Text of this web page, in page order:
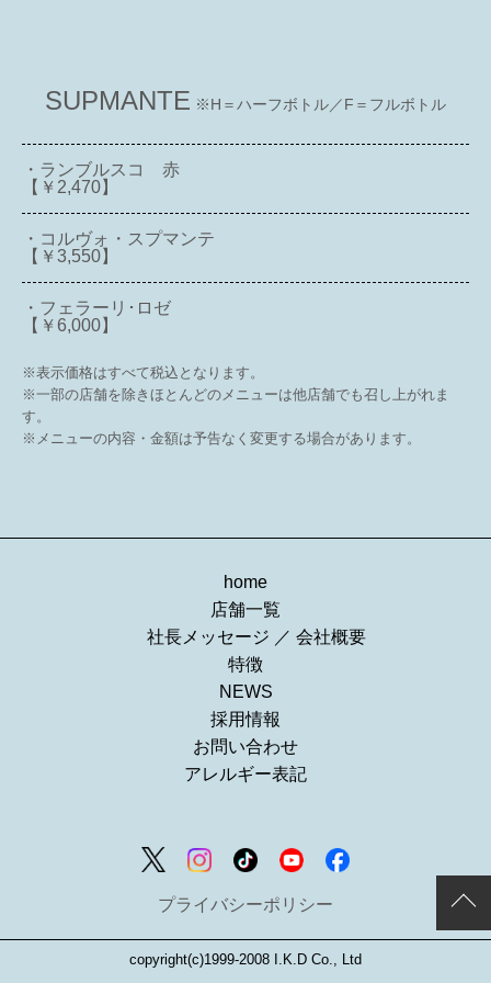
SUPMANTE ※H＝ハーフボトル／F＝フルボトル
・ランブルスコ 赤
【￥2,470】
・コルヴォ・スプマンテ
【￥3,550】
・フェラーリ･ロゼ
【￥6,000】
※表示価格はすべて税込となります。
※一部の店舗を除きほとんどのメニューは他店舗でも召し上がれま
す。
※メニューの内容・金額は予告なく変更する場合があります。
home
店舗一覧
社長メッセージ ／ 会社概要
特徴
NEWS
採用情報
お問い合わせ
アレルギー表記
プライバシーポリシー
copyright(c)1999-2008 I.K.D Co., Ltd